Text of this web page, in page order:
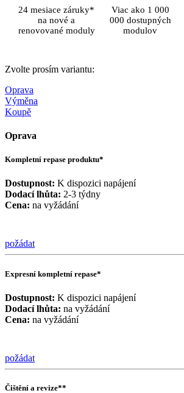
24 mesiace záruky*
na nové a
renovované moduly
Viac ako 1 000
000 dostupných
modulov
Zvolte prosím variantu:
Oprava
Výměna
Koupě
Oprava
Kompletní repase produktu*
Dostupnost: K dispozici napájení
Dodací lhůta: 2-3 týdny
Cena: na vyžádání
požádat
Expresní kompletní repase*
Dostupnost: K dispozici napájení
Dodací lhůta: na vyžádání
Cena: na vyžádání
požádat
Čištění a revize**